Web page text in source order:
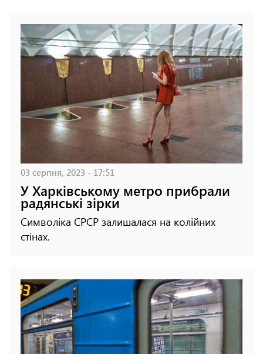
03 серпня, 2023 - 17:51
У Харківському метро прибрали
радянські зірки
Символіка СРСР залишалася на колійних
стінах.